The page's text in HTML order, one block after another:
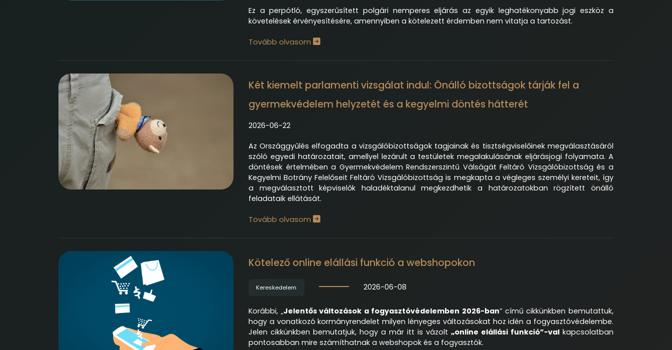
Ez a perpótló, egyszerűsített polgári nemperes eljárás az egyik leghatékonyabb jogi eszköz a
követelések érvényesítésére, amennyiben a kötelezett érdemben nem vitatja a tartozást.
Tovább olvasom
Két kiemelt parlamenti vizsgálat indul: Önálló bizottságok tárják fel a
gyermekvédelem helyzetét és a kegyelmi döntés hátterét
2026-06-22
Az Országgyűlés elfogadta a vizsgálóbizottságok tagjainak és tisztségviselőinek megválasztásáról
szóló egyedi határozatait, amellyel lezárult a testületek megalakulásának eljárásjogi folyamata. A
döntések értelmében a Gyermekvédelem Rendszerszintű Válságát Feltáró Vizsgálóbizottság és a
Kegyelmi Botrány Felelőseit Feltáró Vizsgálóbizottság is megkapta a végleges személyi kereteit, így
a megválasztott képviselők haladéktalanul megkezdhetik a határozatokban rögzített önálló
feladataik ellátását.
Tovább olvasom
Kötelező online elállási funkció a webshopokon
Kereskedelem 2026-06-08
Korábbi, „Jelentős változások a fogyasztóvédelemben 2026-ban” című cikkünkben bemutattuk,
hogy a vonatkozó kormányrendelet milyen lényeges változásokat hoz idén a fogyasztóvédelembe.
Jelen cikkünkben bemutatjuk, hogy a már itt is vázolt „online elállási funkció”-valkapcsolatban
pontosabban mire számíthatnak a webshopok és a fogyasztók.